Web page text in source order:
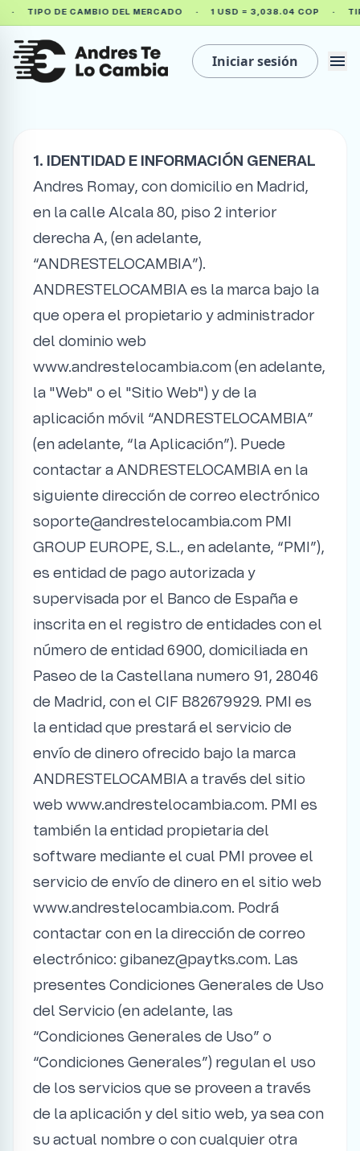
DE CAMBIO DEL MERCADO · 1 USD = 3,038.04 COP · TIPO DE
Iniciar sesión menu
1. IDENTIDAD E INFORMACIÓN GENERAL
Andres Romay, con domicilio en Madrid,
en la calle Alcala 80, piso 2 interior
derecha A, (en adelante,
“ANDRESTELOCAMBIA”).
ANDRESTELOCAMBIA es la marca bajo la
que opera el propietario y administrador
del dominio web
www.andrestelocambia.com (en adelante,
la "Web" o el "Sitio Web") y de la
aplicación móvil “ANDRESTELOCAMBIA”
(en adelante, “la Aplicación”). Puede
contactar a ANDRESTELOCAMBIA en la
siguiente dirección de correo electrónico
soporte@andrestelocambia.com PMI
GROUP EUROPE, S.L., en adelante, “PMI”),
es entidad de pago autorizada y
supervisada por el Banco de España e
inscrita en el registro de entidades con el
número de entidad 6900, domiciliada en
Paseo de la Castellana numero 91, 28046
de Madrid, con el CIF B82679929. PMI es
la entidad que prestará el servicio de
envío de dinero ofrecido bajo la marca
ANDRESTELOCAMBIA a través del sitio
web www.andrestelocambia.com. PMI es
también la entidad propietaria del
software mediante el cual PMI provee el
servicio de envío de dinero en el sitio web
www.andrestelocambia.com. Podrá
contactar con en la dirección de correo
electrónico: gibanez@paytks.com. Las
presentes Condiciones Generales de Uso
del Servicio (en adelante, las
“Condiciones Generales de Uso” o
“Condiciones Generales”) regulan el uso
de los servicios que se proveen a través
de la aplicación y del sitio web, ya sea con
su actual nombre o con cualquier otra